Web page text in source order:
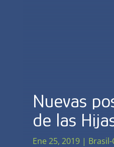
Nuevas
de las
Ene 25, 2019|